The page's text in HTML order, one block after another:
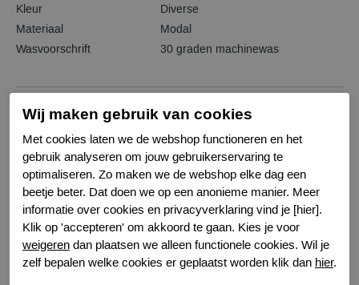
Kleur
Diverse
Materiaal
Modal
Wasvoorschrift
30 graden machinewas
Gerelateerde producten
Wij maken gebruik van cookies
Met cookies laten we de webshop functioneren en het
gebruik analyseren om jouw gebruikerservaring te
optimaliseren. Zo maken we de webshop elke dag een
beetje beter. Dat doen we op een anonieme manier. Meer
informatie over cookies en privacyverklaring vind je [hier].
Klik op 'accepteren' om akkoord te gaan. Kies je voor
weigeren dan plaatsen we alleen functionele cookies. Wil je
zelf bepalen welke cookies er geplaatst worden klik dan hier.